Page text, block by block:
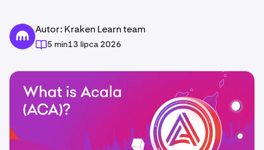
Autor: Kraken Learn team
5 min13 lipca 2026